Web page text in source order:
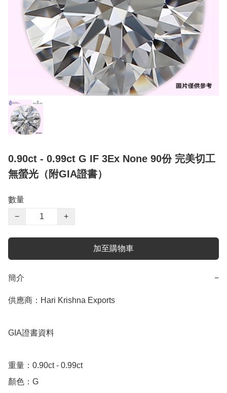
0.90ct - 0.99ct G IF 3Ex None 90份 完美切工
無螢光（附GIA證書）
數量
−
+
加至購物車
簡介 −
供應商：Hari Krishna Exports
GIA證書資料
重量：0.90ct - 0.99ct
顏色：G